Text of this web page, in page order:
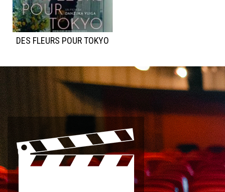
DES FLEURS POUR TOKYO